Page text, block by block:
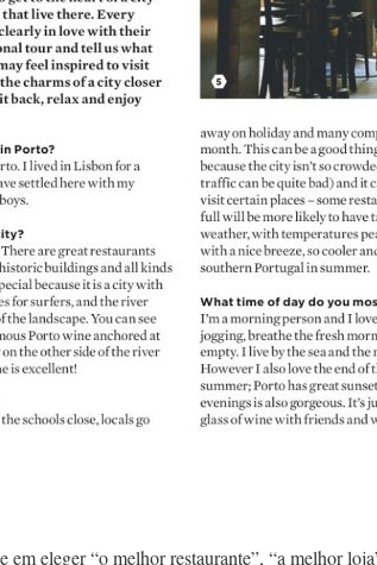
em eleger “o melhor restaurante”, “a melhor